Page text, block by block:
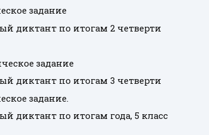
задание
диктант по итогам 2 четверти
задание
диктант по итогам 3 четверти
задание.
диктант по итогам года, 5 класс